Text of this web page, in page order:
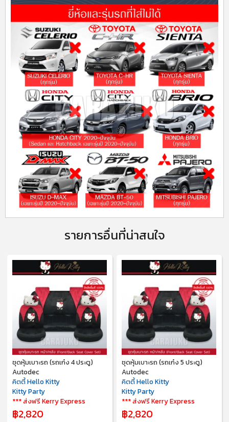
รายการอื่นที่น่าสนใจ
ชุดหุ้มเบาะรถ (รถเก๋ง 4 ประตู)
Autodec
คิตตี้ Hello Kitty
Kitty Party
*** ส่งฟรี Kerry Express
฿2,820
ชุดหุ้มเบาะรถ (รถเก๋ง 5 ประตู)
Autodec
คิตตี้ Hello Kitty
Kitty Party
*** ส่งฟรี Kerry Express
฿2,820